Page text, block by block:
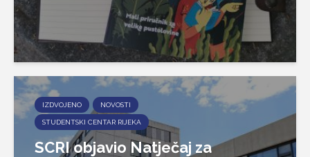
IZDVOJENO NOVOSTI
STUDENTSKI CENTAR RIJEKA
SCRI objavio Natječaj za